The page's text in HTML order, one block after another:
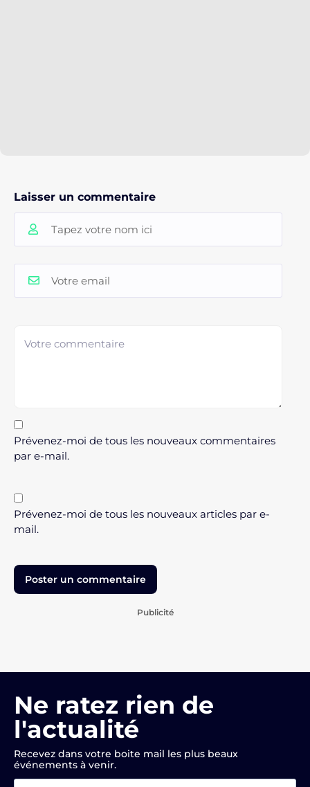
Laisser un commentaire
Prévenez-moi de tous les nouveaux commentaires
par e-mail.
Prévenez-moi de tous les nouveaux articles par e-
mail.
Publicité
Ne ratez rien de
l'actualité
Recevez dans votre boite mail les plus beaux
événements à venir.